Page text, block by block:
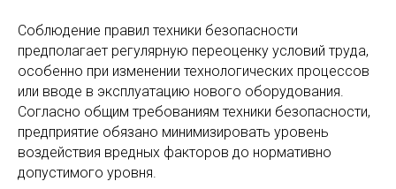
Соблюдение правил техники безопасности
предполагает регулярную переоценку условий труда,
особенно при изменении технологических процессов
или вводе в эксплуатацию нового оборудования.
Согласно общим требованиям техники безопасности,
предприятие обязано минимизировать уровень
воздействия вредных факторов до нормативно
допустимого уровня.